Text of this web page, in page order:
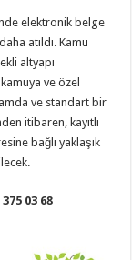
elektronik belge
atıldı. Kamu
altyapı
ve özel
ve standart bir
itibaren, kayıtlı
bağlı yaklaşık
375 03 68